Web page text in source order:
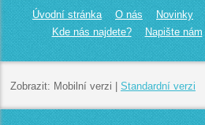
Úvodní stránka O nás Novinky
Kde nás najdete?
Napište nám
Zobrazit: Mobilní verzi | Standardní verzi